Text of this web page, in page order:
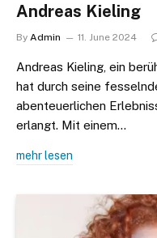
Andreas Kieling
By Admin 11. June 2024
Andreas Kieling, ein
hat durch seine
abenteuerlichen
erlangt. Mit einem…
mehr lesen